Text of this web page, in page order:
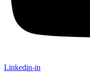
Linkedin-in